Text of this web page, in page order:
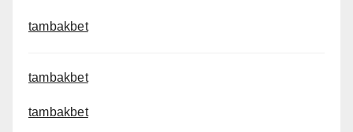
tambakbet
tambakbet
tambakbet